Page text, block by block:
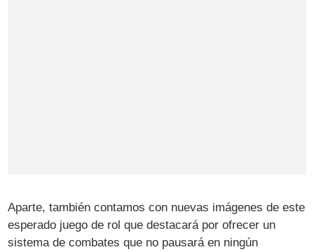
Aparte, también contamos con nuevas imágenes de este
esperado juego de rol que destacará por ofrecer un
sistema de combates que no pausará en ningún